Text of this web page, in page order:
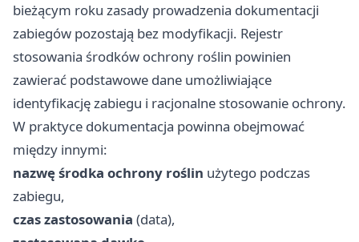
bieżącym roku zasady prowadzenia dokumentacji
zabiegów pozostają bez modyfikacji. Rejestr
stosowania środków ochrony roślin powinien
zawierać podstawowe dane umożliwiające
identyfikację zabiegu i racjonalne stosowanie ochrony.
W praktyce dokumentacja powinna obejmować
między innymi:
nazwę środka ochrony roślin użytego podczas
zabiegu,
czas zastosowania (data),